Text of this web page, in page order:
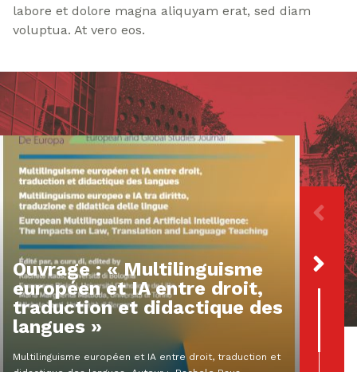
labore et dolore magna aliquyam erat, sed diam
voluptua. At vero eos.
Ouvrage : « Multilinguisme
européen et IA entre droit,
traduction et didactique des
langues »
Multilinguisme européen et IA entre droit, traduction et